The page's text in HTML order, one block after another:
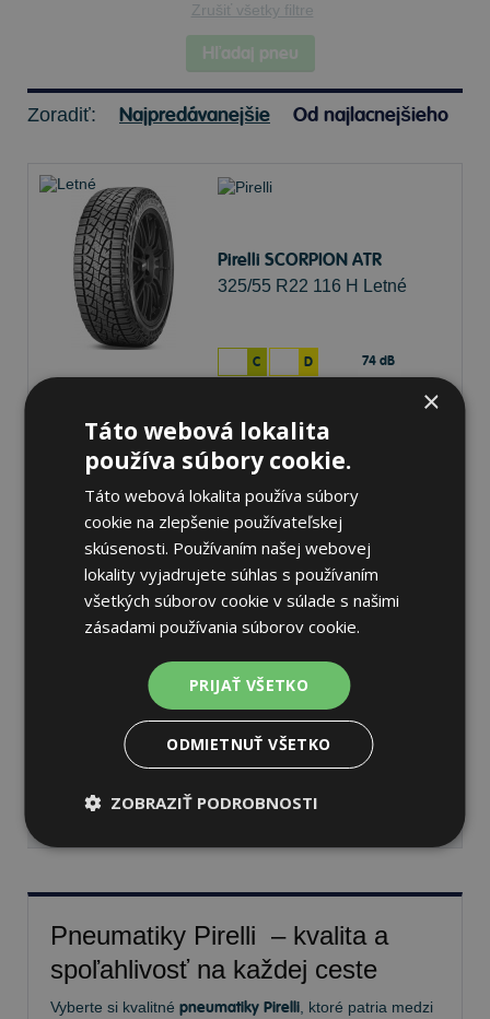
Zrušiť všetky filtre
Hľadaj pneu
Zoradiť: Najpredávanejšie Od najlacnejšieho
Pirelli SCORPION ATR
325/55 R22 116 H Letné
C D 74 dB
472,66 €
Pirelli SCORPION ATR
325/55 R22 116 H Letné
Nie je skladom Sledovať naskladnenie
472,66 €
Pneumatiky Pirelli – kvalita a
spoľahlivosť na každej ceste
Vyberte si kvalitné pneumatiky Pirelli , ktoré patria medzi
×
Táto webová lokalita
používa súbory cookie.
Táto webová lokalita používa súbory
cookie na zlepšenie používateľskej
skúsenosti. Používaním našej webovej
lokality vyjadrujete súhlas s používaním
všetkých súborov cookie v súlade s našimi
zásadami používania súborov cookie.
PRIJAŤ VŠETKO
ODMIETNUŤ VŠETKO
ZOBRAZIŤ PODROBNOSTI